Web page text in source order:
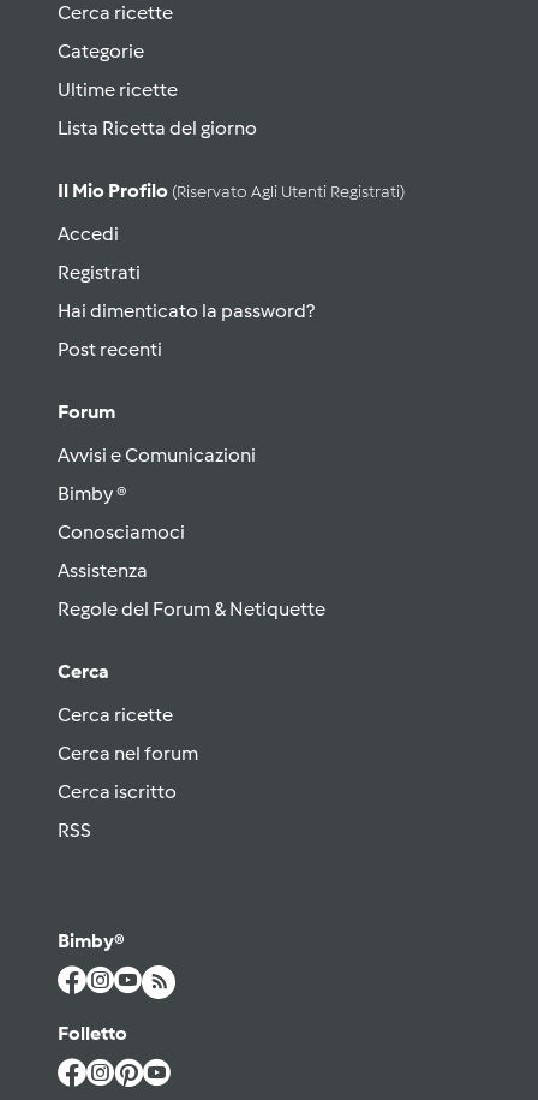
Cerca ricette
Categorie
Ultime ricette
Lista Ricetta del giorno
Il Mio Profilo (riservato Agli Utenti Registrati)
Accedi
Registrati
Hai dimenticato la password?
Post recenti
Forum
Avvisi e Comunicazioni
Bimby ®
Conosciamoci
Assistenza
Regole del Forum & Netiquette
Cerca
Cerca ricette
Cerca nel forum
Cerca iscritto
RSS
Bimby®
Folletto